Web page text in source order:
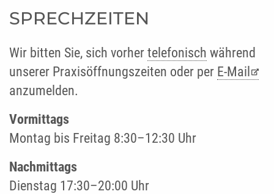
SPRECHZEITEN
Wir bitten Sie, sich vorher telefonisch während
unserer Praxisöffnungszeiten oder per E-Mail
anzumelden.
Vormittags
Montag bis Freitag 8:30–12:30 Uhr
Nachmittags
Dienstag 17:30–20:00 Uhr